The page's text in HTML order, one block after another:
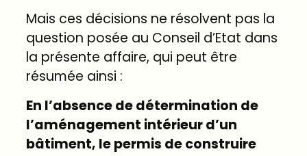
Mais ces décisions ne résolvent pas la
question posée au Conseil d’Etat dans
la présente affaire, qui peut être
résumée ainsi :
En l’absence de détermination de
l’aménagement intérieur d’un
bâtiment, le permis de construire